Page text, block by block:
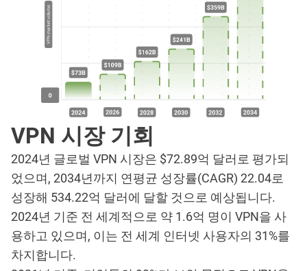
VPN 시장 기회
2024년 글로벌 VPN 시장은 $72.89억 달러로 평가되
었으며, 2034년까지 연평균 성장률(CAGR) 22.04로
성장해 534.22억 달러에 달할 것으로 예상됩니다.
2024년 기준 전 세계적으로 약 1.6억 명이 VPN을 사
용하고 있으며, 이는 전 세계 인터넷 사용자의 31%를
차지합니다.